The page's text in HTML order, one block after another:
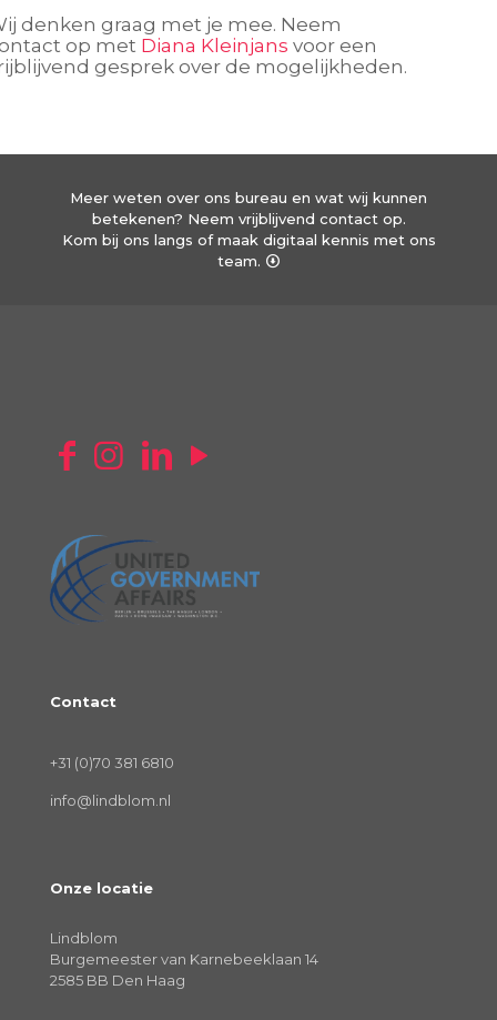
denken graag met je mee. Neem
op met Diana Kleinjans voor een
gesprek over de mogelijkheden.
Meer weten over ons bureau en wat wij kunnen
betekenen? Neem vrijblijvend contact op.
Kom bij ons langs of maak digitaal kennis met ons
team.
Contact
+31 (0)70 381 6810
info@lindblom.nl
Onze locatie
Lindblom
Burgemeester van Karnebeeklaan 14
2585 BB Den Haag